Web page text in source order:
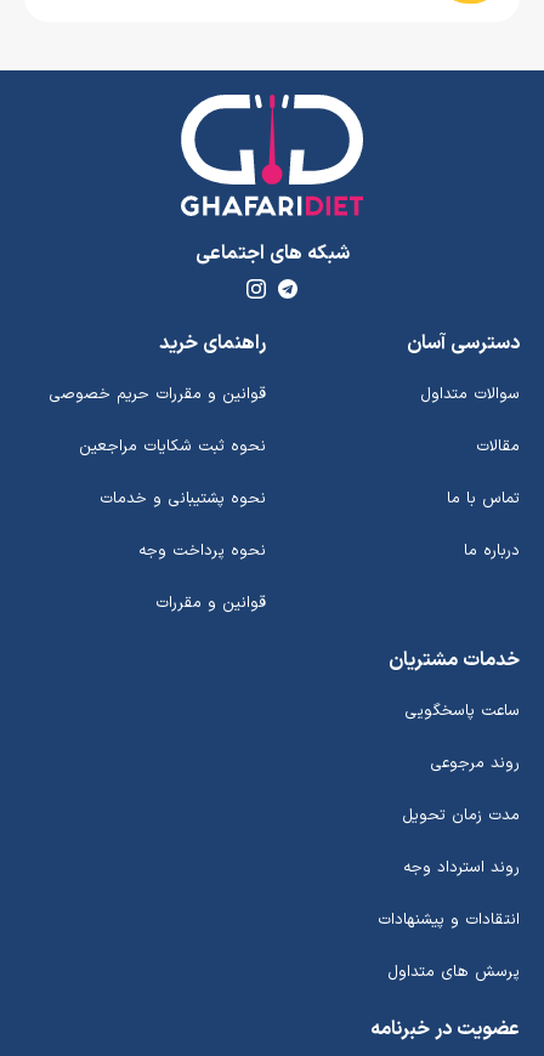
شبکه های اجتماعی
دسترسی آسان
سوالات متداول
مقالات
تماس با ما
درباره ما
راهنمای خرید
قوانین و مقررات حریم خصوصی
نحوه ثبت شکایات مراجعین
نحوه پشتیبانی و خدمات
نحوه پرداخت وجه
قوانین و مقررات
خدمات مشتریان
ساعت پاسخگویی
روند مرجوعی
مدت زمان تحویل
روند استرداد وجه
انتقادات و پیشنهادات
پرسش های متداول
عضویت در خبرنامه